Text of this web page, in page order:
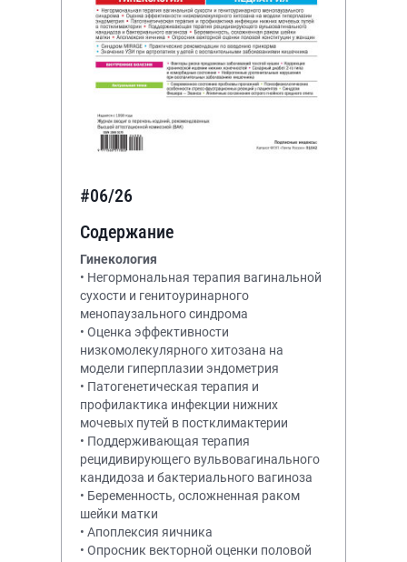
#06/26
Содержание
Гинекология
• Негормональная терапия вагинальной
сухости и генитоуринарного
менопаузального синдрома
• Оценка эффективности
низкомолекулярного хитозана на
модели гиперплазии эндометрия
• Патогенетическая терапия и
профилактика инфекции нижних
мочевых путей в постклимактерии
• Поддерживающая терапия
рецидивирующего вульвовагинального
кандидоза и бактериального вагиноза
• Беременность, осложненная раком
шейки матки
• Апоплексия яичника
• Опросник векторной оценки половой